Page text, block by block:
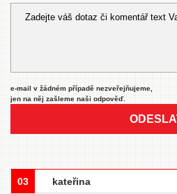
e-mail v žádném případě nezveřejňujeme,
jen na něj zašleme naši odpověď.
03 kateřina